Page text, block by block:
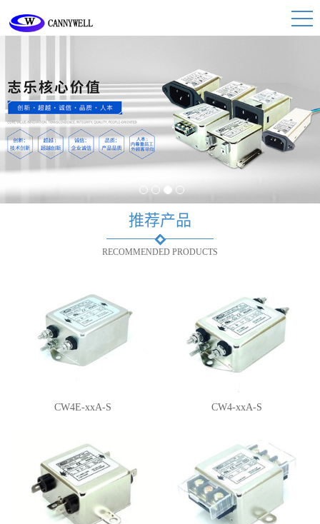
1 2 3 4
推荐产品
RECOMMENDED PRODUCTS
CW4E-xxA-S CW4-xxA-S